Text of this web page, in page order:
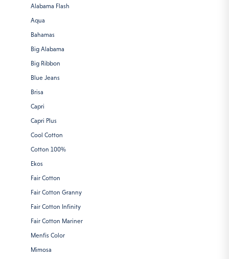
Alabama Flash
Aqua
Bahamas
Big Alabama
Big Ribbon
Blue Jeans
Brisa
Capri
Capri Plus
Cool Cotton
Cotton 100%
Ekos
Fair Cotton
Fair Cotton Granny
Fair Cotton Infinity
Fair Cotton Mariner
Menfis Color
Mimosa